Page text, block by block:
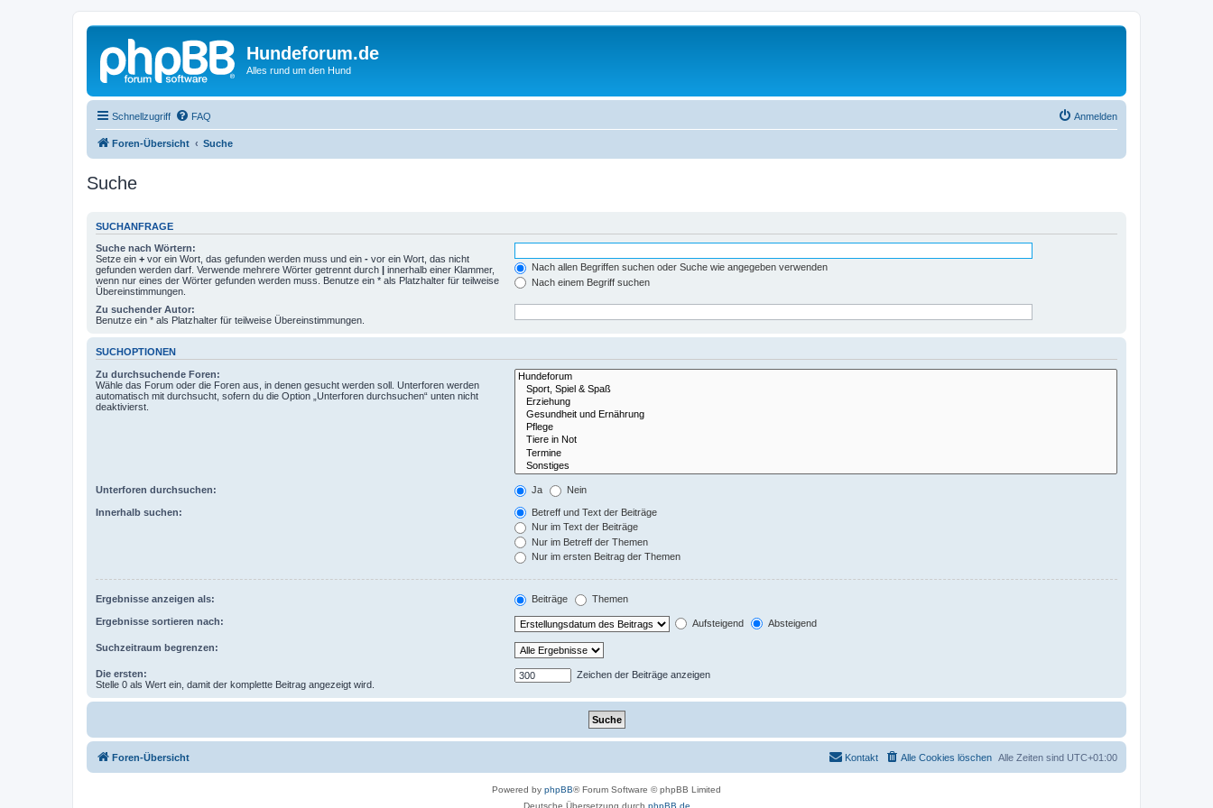
Hundeforum.de
Alles rund um den Hund
Schnellzugriff FAQ Anmelden
Foren-Übersicht Suche
Suche
SUCHANFRAGE
Suche nach Wörtern:
Setze ein + vor ein Wort, das gefunden werden muss und ein - vor ein Wort, das nicht
gefunden werden darf. Verwende mehrere Wörter getrennt durch | innerhalb einer Klammer,
wenn nur eines der Wörter gefunden werden muss. Benutze ein * als Platzhalter für teilweise
Übereinstimmungen.
Nach allen Begriffen suchen oder Suche wie angegeben verwenden
Nach einem Begriff suchen
Zu suchender Autor:
Benutze ein * als Platzhalter für teilweise Übereinstimmungen.
SUCHOPTIONEN
Zu durchsuchende Foren:
Wähle das Forum oder die Foren aus, in denen gesucht werden soll. Unterforen werden
automatisch mit durchsucht, sofern du die Option „Unterforen durchsuchen“ unten nicht
deaktivierst.
Unterforen durchsuchen: Ja Nein
Innerhalb suchen:
Betreff und Text der Beiträge
Nur im Text der Beiträge
Nur im Betreff der Themen
Nur im ersten Beitrag der Themen
Ergebnisse anzeigen als: Beiträge Themen
Ergebnisse sortieren nach: Aufsteigend Absteigend
Suchzeitraum begrenzen:
Die ersten:
Stelle 0 als Wert ein, damit der komplette Beitrag angezeigt wird.
Zeichen der Beiträge anzeigen
Foren-Übersicht Alle Zeiten sind UTC+01:00
Alle Cookies löschen
Kontakt
Powered by phpBB® Forum Software © phpBB Limited
Deutsche Übersetzung durch phpBB.de